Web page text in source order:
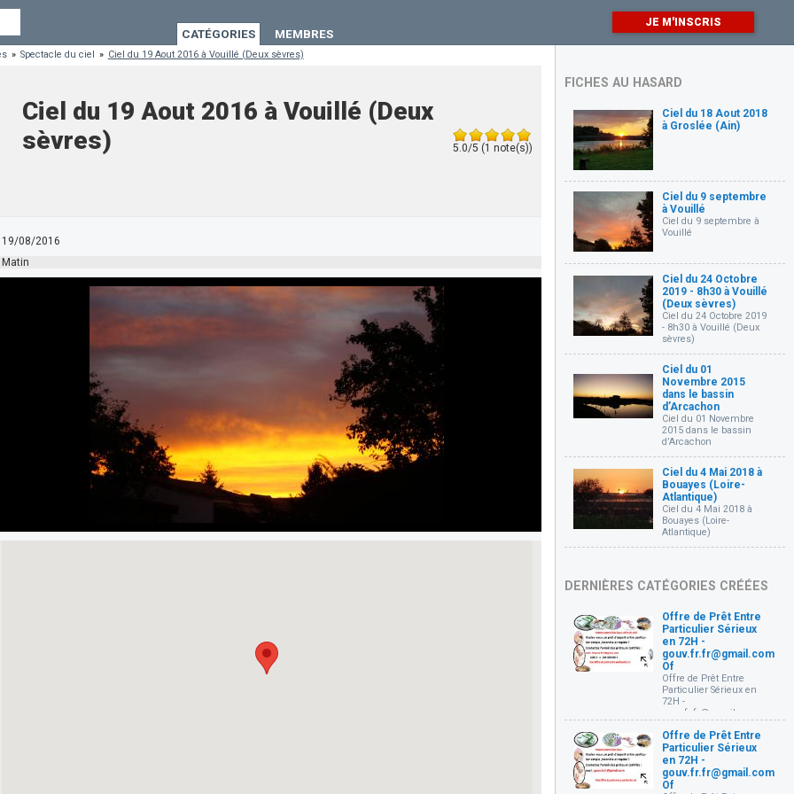
CATÉGORIES MEMBRES
JE M'INSCRIS
» Spectacle du ciel » Ciel du 19 Aout 2016 à Vouillé (Deux sèvres)
Ciel du 19 Aout 2016 à Vouillé (Deux
sèvres)
5.0/5 (1 note(s))
19/08/2016
Matin
FICHES AU HASARD
Ciel du 18 Aout 2018
à Groslée (Ain)
Ciel du 9 septembre
à Vouillé
Ciel du 9 septembre à
Vouillé
Ciel du 24 Octobre
2019 - 8h30 à Vouillé
(Deux sèvres)
Ciel du 24 Octobre 2019
- 8h30 à Vouillé (Deux
sèvres)
Ciel du 01
Novembre 2015
dans le bassin
d’Arcachon
Ciel du 01 Novembre
2015 dans le bassin
d’Arcachon
Ciel du 4 Mai 2018 à
Bouayes (Loire-
Atlantique)
Ciel du 4 Mai 2018 à
Bouayes (Loire-
Atlantique)
DERNIÈRES CATÉGORIES CRÉÉES
Offre de Prêt Entre
Particulier Sérieux
en 72H -
gouv.fr.fr@gmail.com
Of
Offre de Prêt Entre
Particulier Sérieux en
72H -
gouv.fr.fr@gmail.com
particuliers Très
sérieux et rapide en 72
Heures (
gouv.fr.fr@gmail.com )
Bonjour, je mets à votre
Offre de Prêt Entre
Particulier Sérieux
en 72H -
gouv.fr.fr@gmail.com
Of